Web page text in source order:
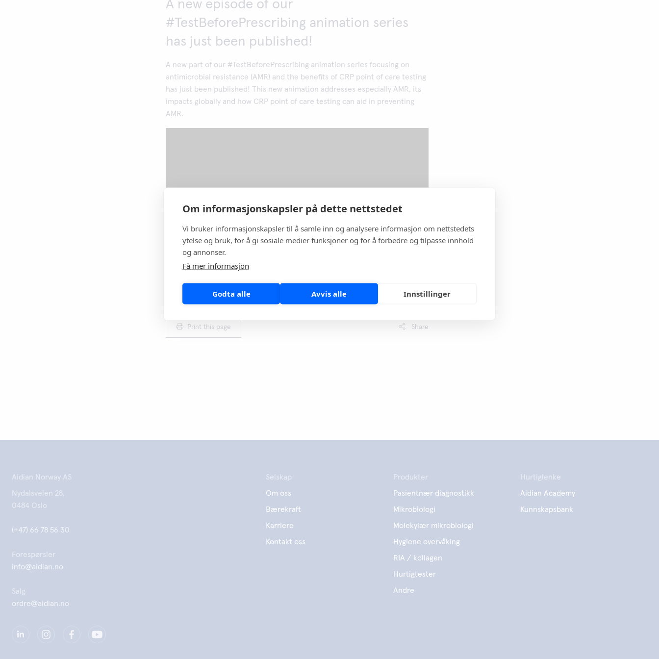
Om informasjonskapsler på dette nettstedet
Vi bruker informasjonskapsler til å samle inn og analysere informasjon om nettstedets
ytelse og bruk, for å gi sosiale medier funksjoner og for å forbedre og tilpasse innhold
og annonser.
Få mer informasjon
Godta alle Avvis alle Innstillinger
A new episode of our
#TestBeforePrescribing animation series
has just been published!
A new part of our #TestBeforePrescribing animation series focusing on
antimicrobial resistance (AMR) and the benefits of CRP point of care testing
has just been published! This new animation addresses especially AMR, its
impacts globally and how CRP point of care testing can aid in preventing
AMR.
Learn more about AMR and CRP POC testing from our
resistance and CRPweb page.
Print this page Share
Aidian Norway AS
Nydalsveien 28,
0484 Oslo
(+47) 66 78 56 30
Forespørsler
info@aidian.no
Salg
ordre@aidian.no
Selskap
Om oss
Bærekraft
Karriere
Kontakt oss
Produkter
Pasientnær diagnostikk
Mikrobiologi
Molekylær mikrobiologi
Hygiene overvåking
RIA / kollagen
Hurtigtester
Andre
Hurtiglenke
Aidian Academy
Kunnskapsbank